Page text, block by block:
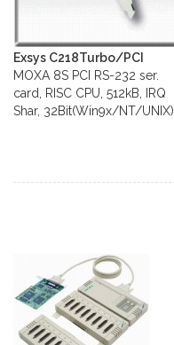
Exsys C218Turbo/PCI
MOXA 8S PCI RS-232 ser.
card, RISC CPU, 512kB, IRQ
Shar, 32Bit(Win9x/NT/UNIX)